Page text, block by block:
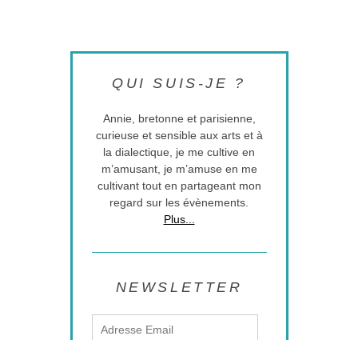
QUI SUIS-JE ?
Annie, bretonne et parisienne,
curieuse et sensible aux arts et à
la dialectique, je me cultive en
m’amusant, je m’amuse en me
cultivant tout en partageant mon
regard sur les évènements.
Plus...
NEWSLETTER